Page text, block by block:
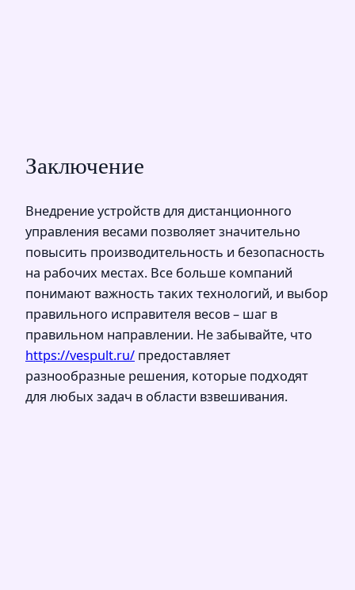
Заключение
Внедрение устройств для дистанционного
управления весами позволяет значительно
повысить производительность и безопасность
на рабочих местах. Все больше компаний
понимают важность таких технологий, и выбор
правильного исправителя весов – шаг в
правильном направлении. Не забывайте, что
https://vespult.ru/ предоставляет
разнообразные решения, которые подходят
для любых задач в области взвешивания.